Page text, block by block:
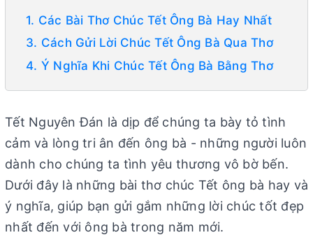
1. Các Bài Thơ Chúc Tết Ông Bà Hay Nhất
3. Cách Gửi Lời Chúc Tết Ông Bà Qua Thơ
4. Ý Nghĩa Khi Chúc Tết Ông Bà Bằng Thơ
Tết Nguyên Đán là dịp để chúng ta bày tỏ tình
cảm và lòng tri ân đến ông bà - những người luôn
dành cho chúng ta tình yêu thương vô bờ bến.
Dưới đây là những bài thơ chúc Tết ông bà hay và
ý nghĩa, giúp bạn gửi gắm những lời chúc tốt đẹp
nhất đến với ông bà trong năm mới.